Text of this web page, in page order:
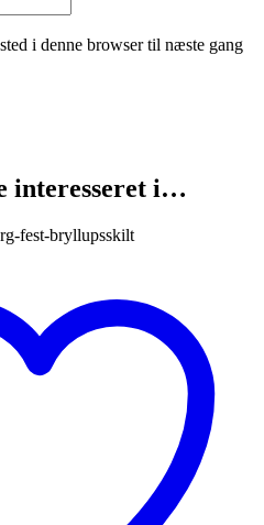
i denne browser til næste gang
interesseret i…